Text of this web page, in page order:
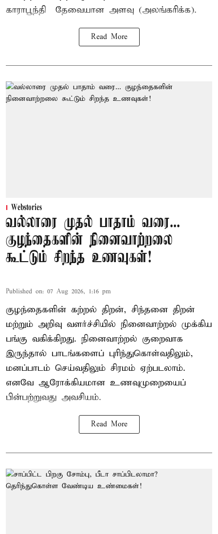
காராபூந்தி – தேவையான அளவு (அலங்கரிக்க).
Read More
Webstories
வல்லாரை முதல் பாதாம் வரை...
குழந்தைகளின் நினைவாற்றலை
கூட்டும் சிறந்த உணவுகள்!
Published on: 07 Aug 2026, 1:16 pm
குழந்தைகளின் கற்றல் திறன், சிந்தனை திறன்
மற்றும் அறிவு வளர்ச்சியில் நினைவாற்றல் முக்கிய
பங்கு வகிக்கிறது. நினைவாற்றல் குறைவாக
இருந்தால் பாடங்களைப் புரிந்துகொள்வதிலும்,
மனப்பாடம் செய்வதிலும் சிரமம் ஏற்படலாம்.
எனவே ஆரோக்கியமான உணவுமுறையைப்
பின்பற்றுவது அவசியம்.
Read More